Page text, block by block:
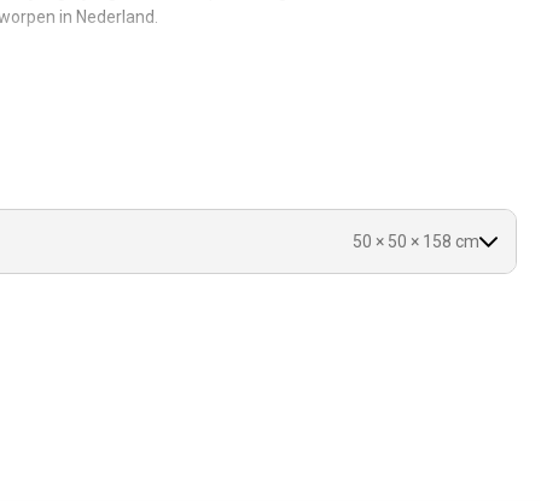
in Nederland.
50 × 50 × 158 cm